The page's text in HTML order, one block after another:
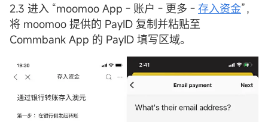
2.3 进入 “moomoo App - 账户 - 更多 - 存入资金”，
将 moomoo 提供的 PayID 复制并粘贴至
Commbank App 的 PayID 填写区域。